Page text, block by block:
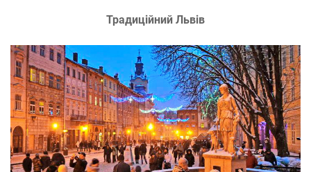
Традиційний Львів